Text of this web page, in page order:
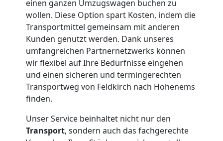
einen ganzen Umzugswagen buchen zu
wollen. Diese Option spart Kosten, indem die
Transportmittel gemeinsam mit anderen
Kunden genutzt werden. Dank unseres
umfangreichen Partnernetzwerks können
wir flexibel auf Ihre Bedürfnisse eingehen
und einen sicheren und termingerechten
Transportweg von Feldkirch nach Hohenems
finden.
Unser Service beinhaltet nicht nur den
Transport, sondern auch das fachgerechte
Klaviertransport
Feldkirch
Privatumzug
Feldkirch
Tresortransport